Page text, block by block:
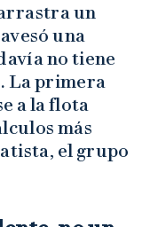
un
una
no tiene
La primera
a la flota
más
el grupo